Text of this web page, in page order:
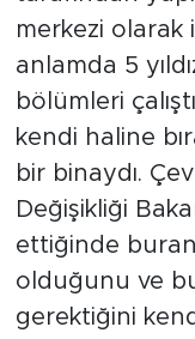
merkezi olarak
anlamda 5
bölümleri
kendi haline
bir binaydı.
Değişikliği
ettiğinde
olduğunu ve bu
gerektiğini